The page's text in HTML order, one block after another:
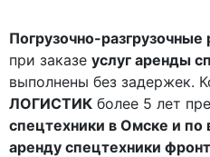
Погрузочно-разгрузочные
при заказе услуг аренды
выполнены без задержек.
ЛОГИСТИК более 5 лет
спецтехники в Омске и по
аренду спецтехники